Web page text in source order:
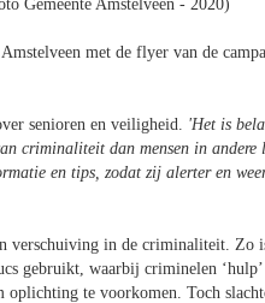
Gemeente Amstelveen - 2020)
met de flyer van de
senioren en veiligheid. 'Het is
criminaliteit dan mensen in
en tips, zodat zij alerter en
verschuiving in de criminaliteit. Zo
gebruikt, waarbij criminelen
oplichting te voorkomen. Toch